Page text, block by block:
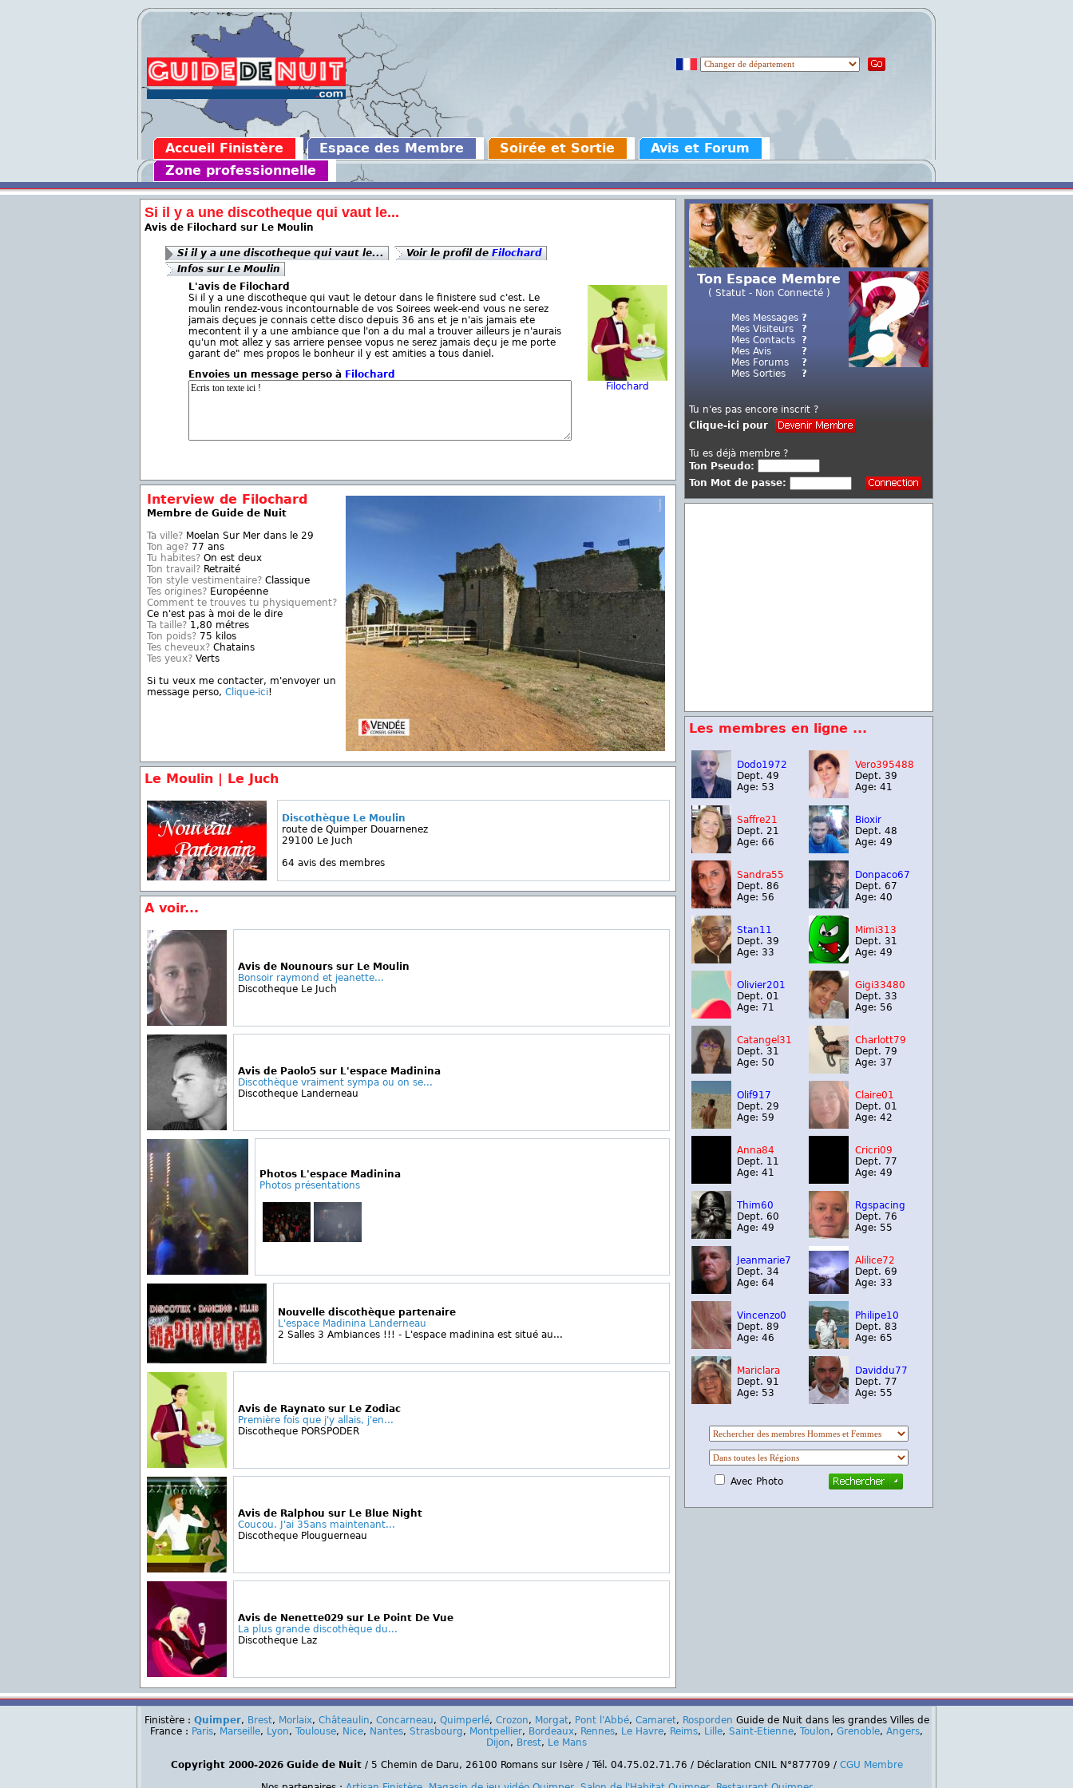
Accueil Finistère Espace des Membre Soirée et Sortie
Avis et Forum
Zone professionnelle
Si il y a une discotheque qui vaut le...
Avis de Filochard sur Le Moulin
Si il y a une discotheque qui vaut le... Voir le profil de Filochard
Infos sur Le Moulin
Filochard
L'avis de Filochard
Si il y a une discotheque qui vaut le detour dans le finistere sud c'est. Le
moulin rendez-vous incontournable de vos Soirees week-end vous ne serez
jamais deçues je connais cette disco depuis 36 ans et je n'ais jamais ete
mecontent il y a une ambiance que l'on a du mal a trouver ailleurs je n'aurais
qu'un mot allez y sas arriere pensee vopus ne serez jamais deçu je me porte
garant de" mes propos le bonheur il y est amities a tous daniel.
Envoies un message perso à Filochard
Interview de Filochard
Membre de Guide de Nuit
Ta ville? Moelan Sur Mer dans le 29
Ton age? 77 ans
Tu habites? On est deux
Ton travail? Retraité
Ton style vestimentaire? Classique
Tes origines? Européenne
Comment te trouves tu physiquement?
Ce n'est pas à moi de le dire
Ta taille? 1,80 métres
Ton poids? 75 kilos
Tes cheveux? Chatains
Tes yeux? Verts
Si tu veux me contacter, m'envoyer un
message perso, Clique-ici!
Le Moulin | Le Juch
Discothèque Le Moulin
route de Quimper Douarnenez
29100 Le Juch
64 avis des membres
A voir...
Avis de Nounours sur Le Moulin
Bonsoir raymond et jeanette...
Discotheque Le Juch
Avis de Paolo5 sur L'espace Madinina
Discothèque vraiment sympa ou on se...
Discotheque Landerneau
Photos L'espace Madinina
Photos présentations
Nouvelle discothèque partenaire
L'espace Madinina Landerneau
2 Salles 3 Ambiances !!! - L'espace madinina est situé au...
Avis de Raynato sur Le Zodiac
Première fois que j'y allais, j'en...
Discotheque PORSPODER
Avis de Ralphou sur Le Blue Night
Coucou. J'ai 35ans maintenant...
Discotheque Plouguerneau
Avis de Nenette029 sur Le Point De Vue
La plus grande discothèque du...
Discotheque Laz
Ton Espace Membre
( Statut - Non Connecté )
Mes Messages
Mes Visiteurs
Mes Contacts
Mes Avis
Mes Forums
Mes Sorties
?
?
?
?
?
?
Tu n'es pas encore inscrit ?
Clique-ici pour
Tu es déjà membre ?
Ton Pseudo:
Ton Mot de passe:
Les membres en ligne ...
Dodo1972
Dept. 49
Age: 53
Vero395488
Dept. 39
Age: 41
Saffre21
Dept. 21
Age: 66
Bioxir
Dept. 48
Age: 49
Sandra55
Dept. 86
Age: 56
Donpaco67
Dept. 67
Age: 40
Stan11
Dept. 39
Age: 33
Mimi313
Dept. 31
Age: 49
Olivier201
Dept. 01
Age: 71
Gigi33480
Dept. 33
Age: 56
Catangel31
Dept. 31
Age: 50
Charlott79
Dept. 79
Age: 37
Olif917
Dept. 29
Age: 59
Claire01
Dept. 01
Age: 42
Anna84
Dept. 11
Age: 41
Cricri09
Dept. 77
Age: 49
Thim60
Dept. 60
Age: 49
Rgspacing
Dept. 76
Age: 55
Jeanmarie7
Dept. 34
Age: 64
Alilice72
Dept. 69
Age: 33
Vincenzo0
Dept. 89
Age: 46
Philipe10
Dept. 83
Age: 65
Mariclara
Dept. 91
Age: 53
Daviddu77
Dept. 77
Age: 55
Avec Photo
Finistère : Quimper, Brest, Morlaix, Châteaulin, Concarneau, Quimperlé, Crozon, Morgat, Pont l'Abbé, Camaret, Rosporden Guide de Nuit dans les grandes Villes de
France : Paris, Marseille, Lyon, Toulouse, Nice, Nantes, Strasbourg, Montpellier, Bordeaux, Rennes, Le Havre, Reims, Lille, Saint-Etienne, Toulon, Grenoble, Angers,
Dijon, Brest, Le Mans
Copyright 2000-2026 Guide de Nuit/ 5 Chemin de Daru, 26100 Romans sur Isère / Tél. 04.75.02.71.76 / Déclaration CNIL N°877709 / CGU Membre